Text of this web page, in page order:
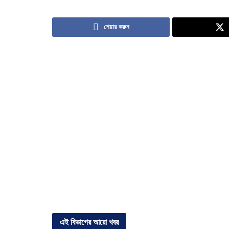
শেয়ার করুন
এই বিভাগের আরো খবর